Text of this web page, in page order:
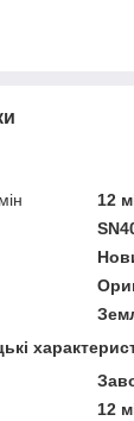
12
12